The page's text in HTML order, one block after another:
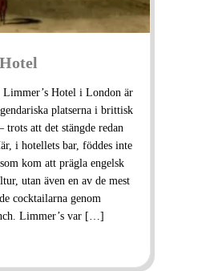
Limmer’s Hotel i London är
platserna i brittisk
trots att det stängde redan
i hotellets bar, föddes inte
kom att prägla engelsk
utan även en av de mest
cocktailarna genom
Limmer’s var […]